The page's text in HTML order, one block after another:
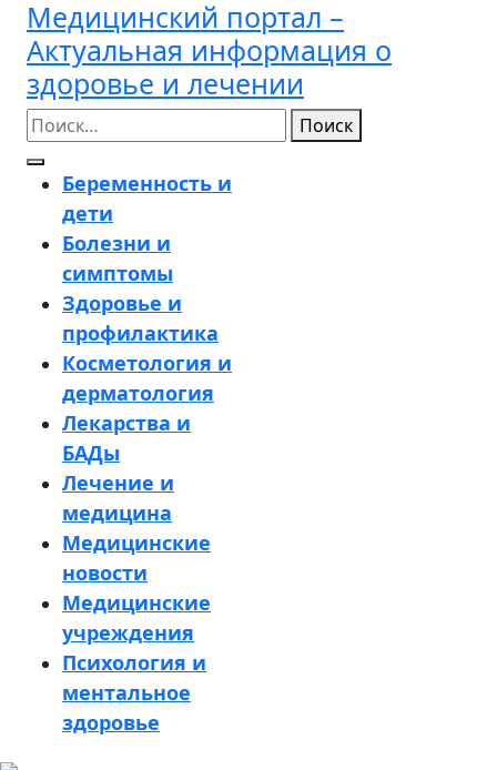
Перейти
содержимому
Медицинский портал –
Актуальная информация о
здоровье и лечении
Поиск
Кнопка
Открыть
Беременность и
дети
Болезни и
симптомы
Здоровье и
профилактика
Косметология и
дерматология
Лекарства и
БАДы
Лечение и
медицина
Медицинские
новости
Медицинские
учреждения
Психология и
ментальное
здоровье